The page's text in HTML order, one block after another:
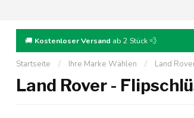
🚚 Kostenloser Versand ab 2 Stück 💨
Startseite / Ihre Marke Wählen / Land
Land Rover -